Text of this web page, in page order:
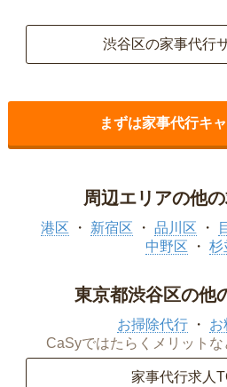
渋谷区の家事代行
まずは家事代行キ
周辺エリアの他
港区 新宿区 品川区
中野区
杉
東京都渋谷区の他
お掃除代行
お
CaSyではたらくメリット
家事代行求人